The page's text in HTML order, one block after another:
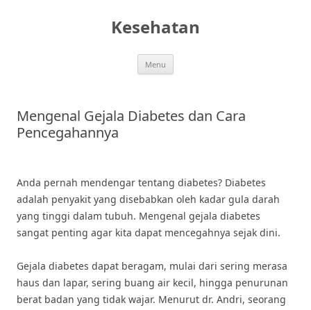
Kesehatan
Menu
Mengenal Gejala Diabetes dan Cara
Pencegahannya
Anda pernah mendengar tentang diabetes? Diabetes
adalah penyakit yang disebabkan oleh kadar gula darah
yang tinggi dalam tubuh. Mengenal gejala diabetes
sangat penting agar kita dapat mencegahnya sejak dini.
Gejala diabetes dapat beragam, mulai dari sering merasa
haus dan lapar, sering buang air kecil, hingga penurunan
berat badan yang tidak wajar. Menurut dr. Andri, seorang